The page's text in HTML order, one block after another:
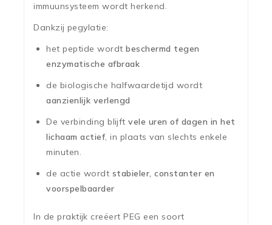
immuunsysteem wordt herkend.
Dankzij pegylatie:
het peptide wordt beschermd tegen
enzymatische afbraak
de biologische halfwaardetijd wordt
aanzienlijk verlengd
De verbinding blijft vele uren of dagen in het
lichaam actief, in plaats van slechts enkele
minuten.
de actie wordt stabieler, constanter en
voorspelbaarder
In de praktijk creëert PEG een soort